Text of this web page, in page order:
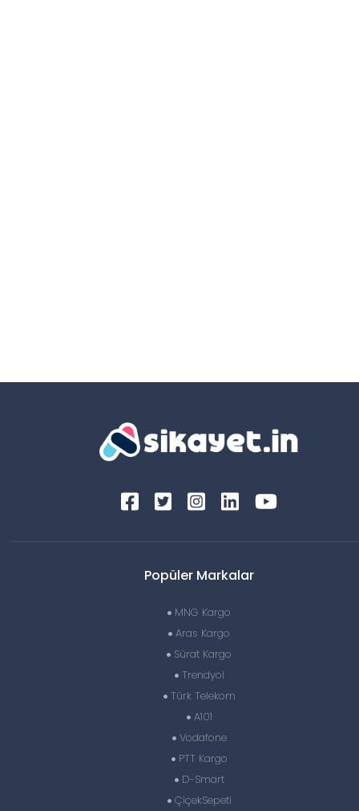
Popüler Markalar
MNG Kargo
Aras Kargo
Sürat Kargo
Trendyol
Türk Telekom
A101
Vodafone
PTT Kargo
D-Smart
ÇiçekSepeti